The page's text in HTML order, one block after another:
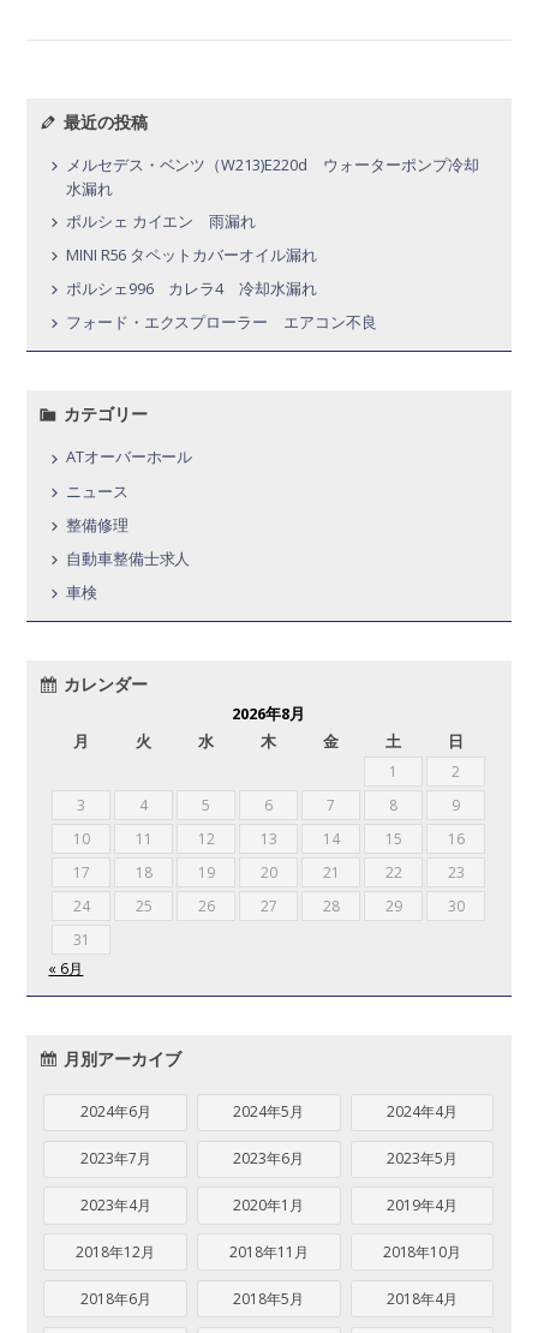
最近の投稿
メルセデス・ベンツ（W213)E220d ウォーターポンプ冷却
水漏れ
ポルシェ カイエン 雨漏れ
MINI R56 タペットカバーオイル漏れ
ポルシェ996 カレラ4 冷却水漏れ
フォード・エクスプローラー エアコン不良
カテゴリー
ATオーバーホール
ニュース
整備修理
自動車整備士求人
車検
カレンダー
2026年8月
月
火 水 木 金 土 日
1
2
3
4 5 6 7 8
9
10
11 12 13 14 15
16
17
18 19 20 21 22
23
24
25 26 27 28 29
30
31
« 6月
月別アーカイブ
2024年6月 2024年5月 2024年4月
2023年7月 2023年6月 2023年5月
2023年4月 2020年1月 2019年4月
2018年12月 2018年11月 2018年10月
2018年6月 2018年5月 2018年4月